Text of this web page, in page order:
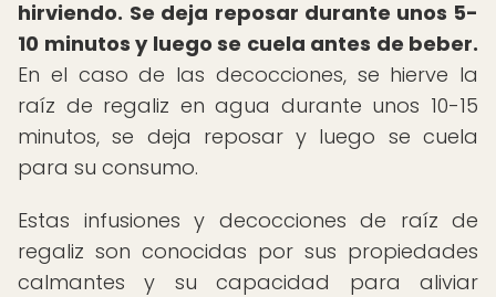
hirviendo. Se deja reposar durante unos 5-
10 minutos y luego se cuela antes de beber.
En el caso de las decocciones, se hierve la
raíz de regaliz en agua durante unos 10-15
minutos, se deja reposar y luego se cuela
para su consumo.
Estas infusiones y decocciones de raíz de
regaliz son conocidas por sus propiedades
calmantes y su capacidad para aliviar